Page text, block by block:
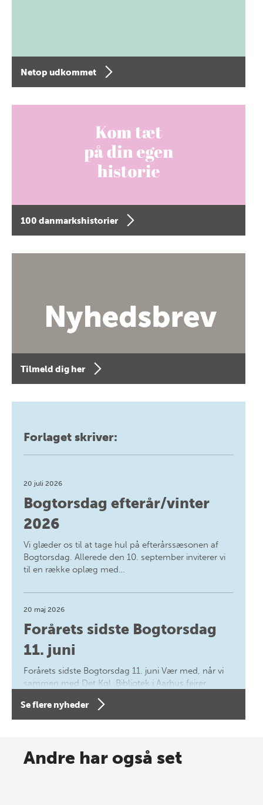
Netop udkommet
100 danmarkshistorier
Tilmeld dig her
Forlaget skriver:
20 juli 2026
Bogtorsdag efterår/vinter
2026
Vi glæder os til at tage hul på efterårssæsonen af
Bogtorsdag. Allerede den 10. september inviterer vi
til en række oplæg med…
20 maj 2026
Forårets sidste Bogtorsdag
11. juni
Forårets sidste Bogtorsdag 11. juni Vær med, når vi
sammen med Det Kgl. Bibliotek i Aarhus fejrer
forfatterne bag vores nyes…
Spar op til 70% til sommer-
Se flere nyheder
Andre har også set